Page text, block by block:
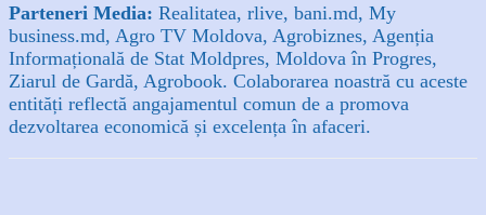
Parteneri Media: Realitatea, rlive, bani.md, My
business.md, Agro TV Moldova, Agrobiznes, Agenția
Informațională de Stat Moldpres, Moldova în Progres,
Ziarul de Gardă, Agrobook. Colaborarea noastră cu aceste
entități reflectă angajamentul comun de a promova
dezvoltarea economică și excelența în afaceri.